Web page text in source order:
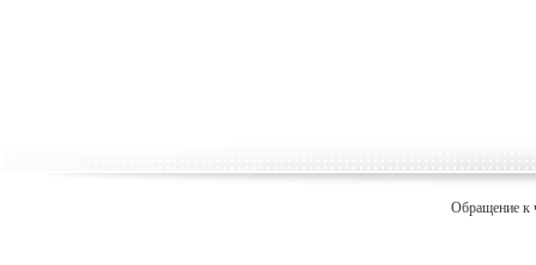
Обращение к